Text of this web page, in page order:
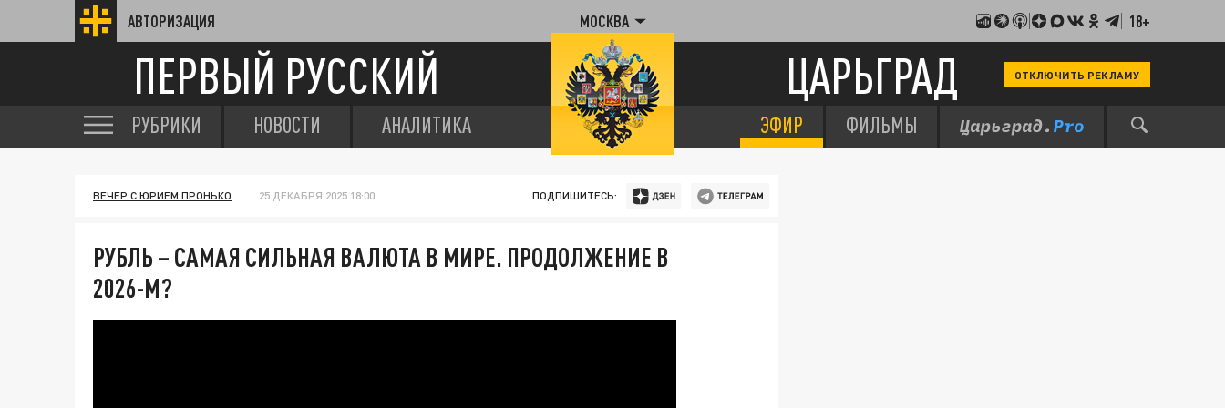
АВТОРИЗАЦИЯ МОСКВА 18+
ПЕРВЫЙ РУССКИЙ ЦАРЬГРАД ОТКЛЮЧИТЬ РЕКЛАМУ
РУБРИКИ НОВОСТИ АНАЛИТИКА ЭФИР ФИЛЬМЫ
ВЕЧЕР С ЮРИЕМ ПРОНЬКО 25 ДЕКАБРЯ 2025 18:00 ПОДПИШИТЕСЬ:
РУБЛЬ – САМАЯ СИЛЬНАЯ ВАЛЮТА В МИРЕ. ПРОДОЛЖЕНИЕ В
2026-М?